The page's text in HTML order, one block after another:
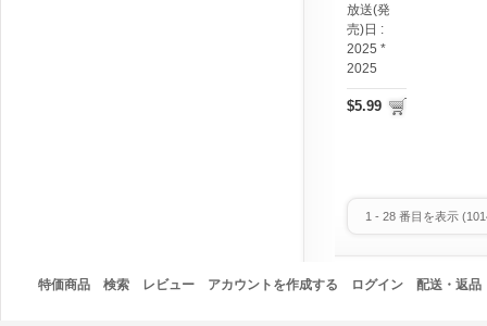
放送(発
売)日 :
2025 *
2025
$5.99
1 - 28 番目を表示 (
特価商品 検索 レビュー アカウントを作成する ログイン 配送・返品